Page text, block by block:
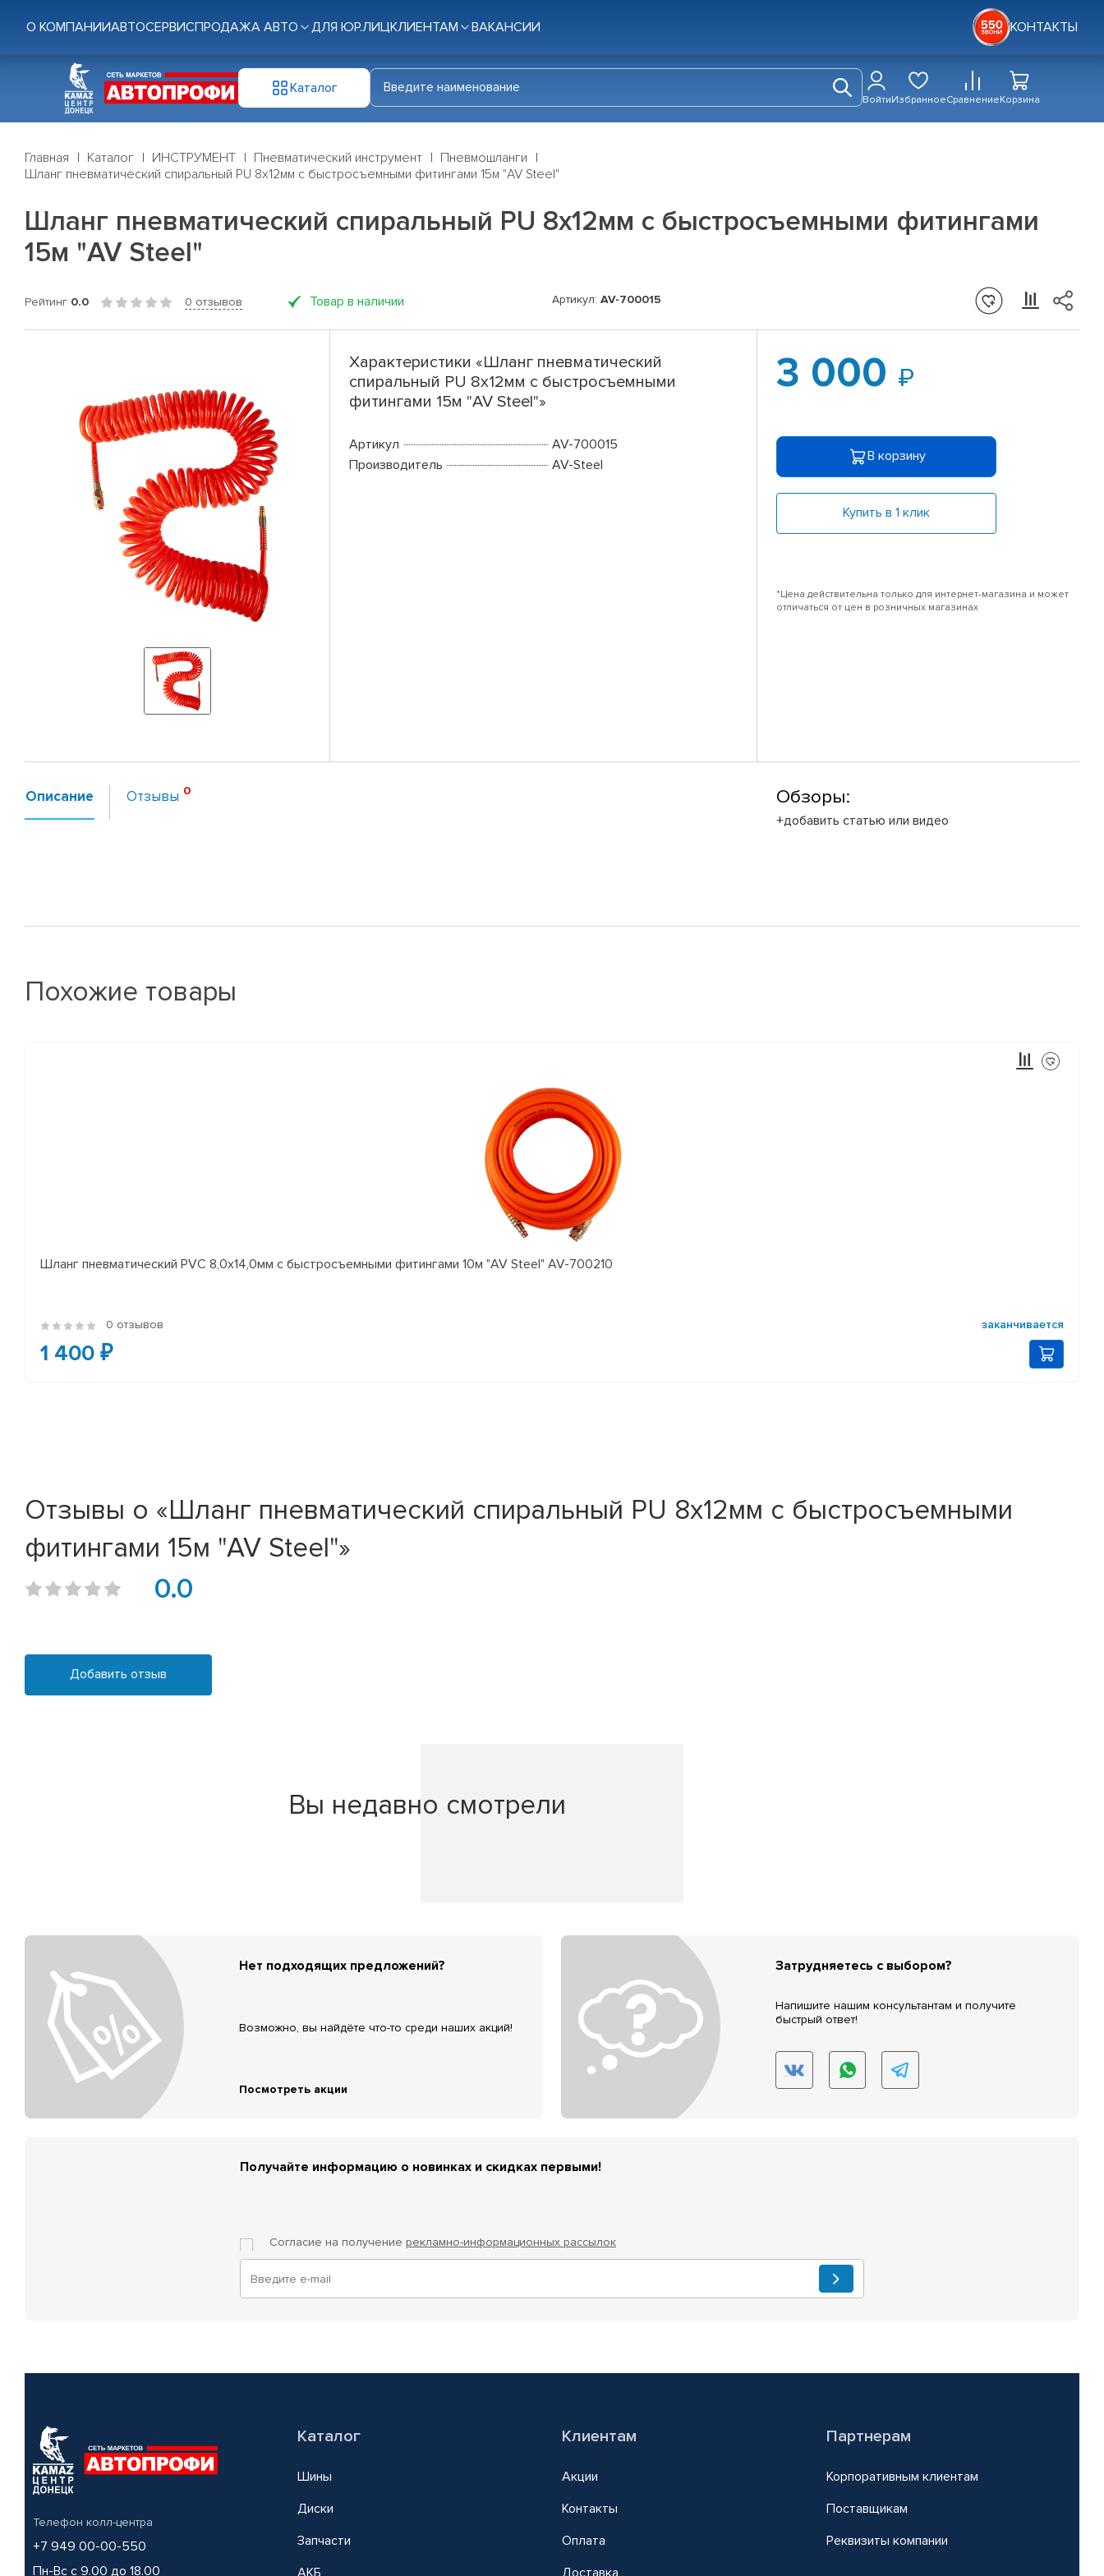
О КОМПАНИИАВТОСЕРВИСПРОДАЖА АВТО ДЛЯ ЮР.ЛИЦКЛИЕНТАМ ВАКАНСИИ КОНТАКТЫ
Каталог
ВойтиИзбранноеСравнениеКорзина
Главная Каталог ИНСТРУМЕНТ Пневматический инструмент
Пневмошланги
Шланг пневматический спиральный PU 8х12мм с быстросъемными фитингами 15м "AV Steel"
Шланг пневматический спиральный PU 8х12мм с быстросъемными фитингами
15м "AV Steel"
Рейтинг 0.0 0 отзывов Товар в наличии Артикул: AV-700015
Характеристики «Шланг пневматический
спиральный PU 8х12мм с быстросъемными
фитингами 15м "AV Steel"»
Артикул
AV-700015
Производитель
AV-Steel
3 000
В корзину
Купить в 1 клик
*Цена действительна только для интернет-магазина и может
отличаться от цен в розничных магазинах
Описание Отзывы Обзоры:
+добавить статью или видео
Похожие товары
Шланг пневматический PVC 8,0х14,0мм с быстросъемными фитингами 10м "AV Steel" AV-700210
0 отзывов заканчивается
1 400 ₽
Отзывы о «Шланг пневматический спиральный PU 8х12мм с быстросъемными
фитингами 15м "AV Steel"»
0.0
Добавить отзыв
Вы недавно смотрели
Нет подходящих предложений?
Возможно, вы найдёте что-то среди наших акций!
Посмотреть акции
Затрудняетесь с выбором?
Напишите нашим консультантам и получите
быстрый ответ!
Получайте информацию о новинках и скидках первыми!
Согласие на получение рекламно-информационных рассылок
Телефон колл-центра
+7 949 00-00-550
Пн-Вс с 9.00 до 18.00
Каталог
Шины
Диски
Запчасти
АКБ
Клиентам
Акции
Контакты
Оплата
Доставка
Партнерам
Корпоративным клиентам
Поставщикам
Реквизиты компании